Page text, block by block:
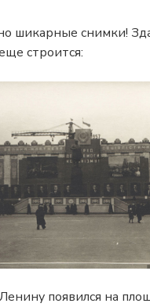
шикарные снимки!
строится:
появился на